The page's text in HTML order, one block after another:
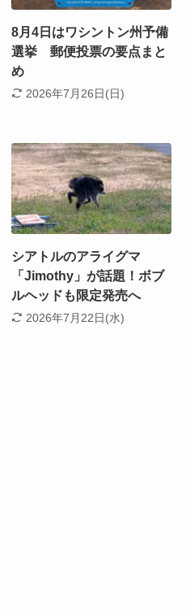
8月4日はワシントン州予備
選挙 郵便投票の要点まと
め
2026年7月26日(日)
シアトルのアライグマ
「Jimothy」が話題！ボブ
ルヘッドも限定発売へ
2026年7月22日(水)